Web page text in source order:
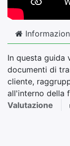
In questa guida
documenti di
cliente,
all'interno della
Valutazione